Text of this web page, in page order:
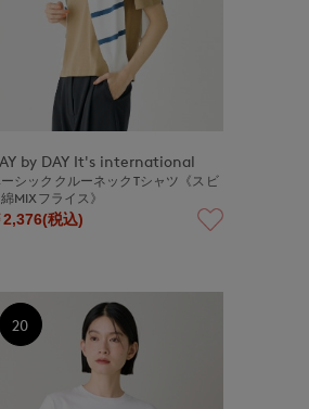
by DAY It's international
シッククルーネックTシャツ《スビ
MIXフライス》
2,376(税込)
20